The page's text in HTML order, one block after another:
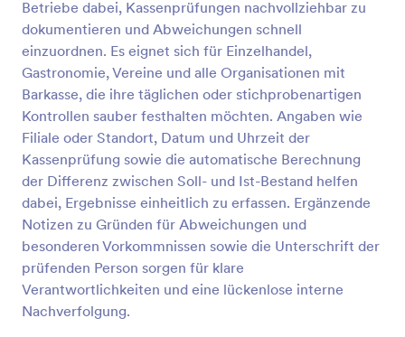
Betriebe dabei, Kassenprüfungen nachvollziehbar zu
dokumentieren und Abweichungen schnell
einzuordnen. Es eignet sich für Einzelhandel,
Gastronomie, Vereine und alle Organisationen mit
Barkasse, die ihre täglichen oder stichprobenartigen
Kontrollen sauber festhalten möchten. Angaben wie
Filiale oder Standort, Datum und Uhrzeit der
Kassenprüfung sowie die automatische Berechnung
der Differenz zwischen Soll- und Ist-Bestand helfen
dabei, Ergebnisse einheitlich zu erfassen. Ergänzende
Notizen zu Gründen für Abweichungen und
besonderen Vorkommnissen sowie die Unterschrift der
prüfenden Person sorgen für klare
Verantwortlichkeiten und eine lückenlose interne
Nachverfolgung.
Ihnen nicht nur dabei, sich zu organisieren - es hilft
Ihnen auch, auf sich aufmerksam zu machen. Mit
unserem Formulargenerator können Sie Ihr Logo
hinzufügen, Farben und Schriftarten ändern und
neue Formularfelder hinzufügen - und wir machen
es Ihnen leicht, das Formular an Ihre Marke
anzupassen. Wenn Sie Integrationen für Ihre
Formulare hinzufügen möchten, können Sie sie mit
über 100 beliebten Anwendungen synchronisieren,
darunter Google Drive und Dropbox. Was auch
immer Sie mit Ihren Formularen machen wollen,
Jotform hat alles, was Sie brauchen.
Vorschau